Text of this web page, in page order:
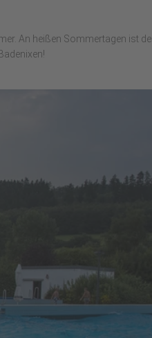
An heißen Sommertagen ist